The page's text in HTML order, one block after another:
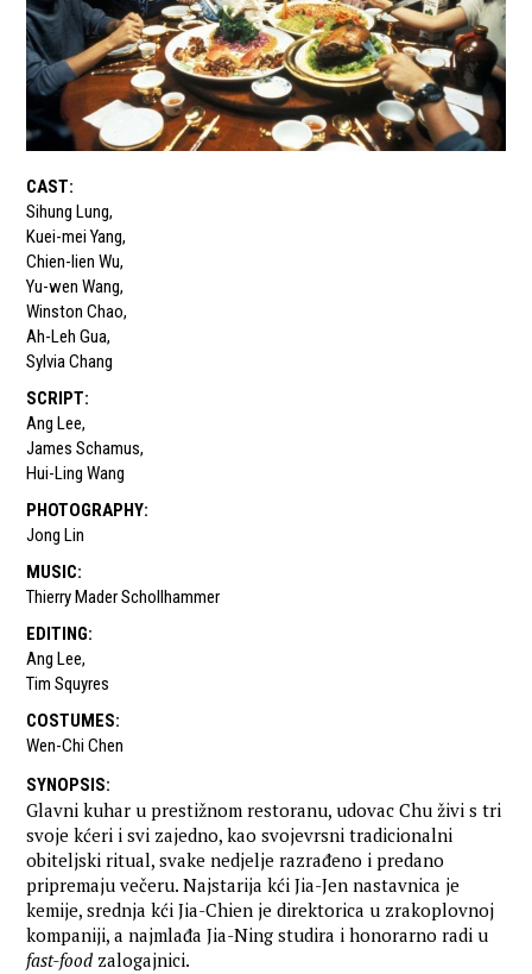
CAST:
Sihung Lung,
Kuei-mei Yang,
Chien-lien Wu,
Yu-wen Wang,
Winston Chao,
Ah-Leh Gua,
Sylvia Chang
SCRIPT:
Ang Lee,
James Schamus,
Hui-Ling Wang
PHOTOGRAPHY:
Jong Lin
MUSIC:
Thierry Mader Schollhammer
EDITING:
Ang Lee,
Tim Squyres
COSTUMES:
Wen-Chi Chen
SYNOPSIS:
Glavni kuhar u prestižnom restoranu, udovac Chu živi s tri
svoje kćeri i svi zajedno, kao svojevrsni tradicionalni
obiteljski ritual, svake nedjelje razrađeno i predano
pripremaju večeru. Najstarija kći Jia-Jen nastavnica je
kemije, srednja kći Jia-Chien je direktorica u zrakoplovnoj
kompaniji, a najmlađa Jia-Ning studira i honorarno radi u
fast-food zalogajnici.